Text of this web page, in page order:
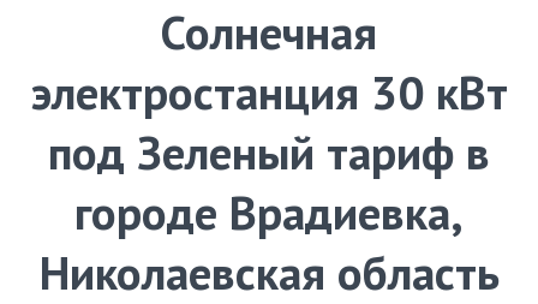
Солнечная
электростанция 30 кВт
под Зеленый тариф в
городе Врадиевка,
Николаевская область